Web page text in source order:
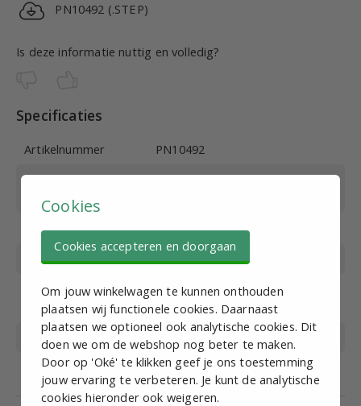
PN10492 (.STEP)
Is deze informatie nuttig en volledig?
Specificaties
Artikelnummer
PN10492
Buitendiameter
Leiding (mm)
4
Werkdruk (bar)
0-10
Max. druk (bar)
15
Bedrijfstemperatuur
(°C)
-20 tot +80
Materiaal
Kunststof
Medium
Perslucht
Cookies
Cookies accepteren en doorgaan
Om jouw winkelwagen te kunnen onthouden
plaatsen wij functionele cookies. Daarnaast
plaatsen we optioneel ook analytische cookies. Dit
doen we om de webshop nog beter te maken.
Door op 'Oké' te klikken geef je ons toestemming
jouw ervaring te verbeteren. Je kunt de analytische
cookies hieronder ook weigeren.